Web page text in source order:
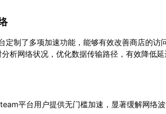
定制了多项加速功能，能够有效改善商店的访
析网络状况，优化数据传输路径，有效降低
平台用户提供无门槛加速，显著缓解网络